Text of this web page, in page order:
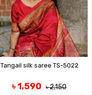
Tangail silk saree TS-5022
৳ 1,590 ৳ 2,150